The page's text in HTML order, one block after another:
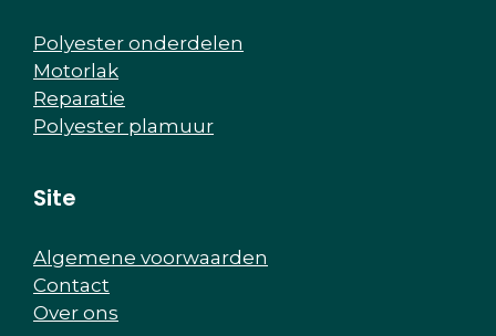
Polyester onderdelen
Motorlak
Reparatie
Polyester plamuur
Site
Algemene voorwaarden
Contact
Over ons